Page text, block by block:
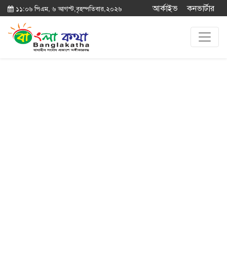
১১:০৬ পিএম, ৬ আগস্ট,বৃহস্পতিবার,২০২৬ আর্কাইভ কনভার্টার